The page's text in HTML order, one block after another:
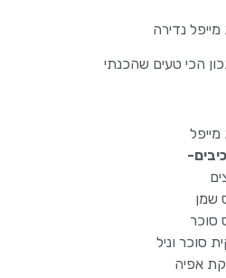
מייפל נדירה
הכי טעים שהכנתי
מייפל